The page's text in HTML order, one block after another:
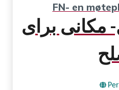
FN- en
مکانی برای